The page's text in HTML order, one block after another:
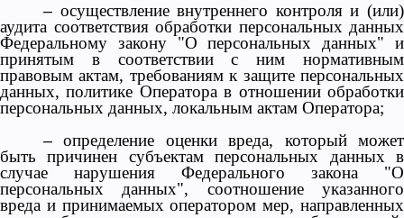
– осуществление внутреннего контроля и (или)
аудита соответствия обработки персональных данных
Федеральному закону "О персональных данных" и
принятым в соответствии с ним нормативным
правовым актам, требованиям к защите персональных
данных, политике Оператора в отношении обработки
персональных данных, локальным актам Оператора;
–определение оценки вреда, который может
быть причинен субъектам персональных данных в
случае нарушения Федерального закона "О
персональных данных", соотношение указанного
вреда и принимаемых оператором мер, направленных